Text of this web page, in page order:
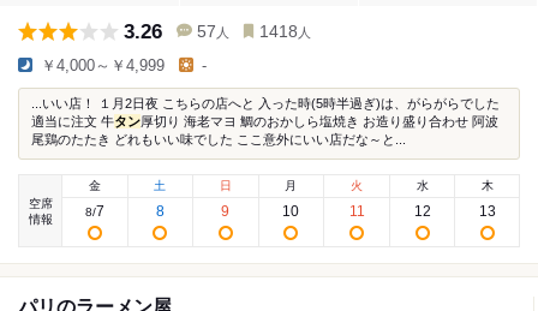
3.26 57 人 1418 人
￥4,000～￥4,999 -
...いい店！ １月2日夜 こちらの店へと 入った時(5時半過ぎ)は、がらがらでした
適当に注文 牛タン厚切り 海老マヨ 鯛のおかしら塩焼き お造り盛り合わせ 阿波
尾鶏のたたき どれもいい味でした ここ意外にいい店だな～と...
空席
情報
金
8/7
土
8
日
9
月
10
火
11
水
12
木
13